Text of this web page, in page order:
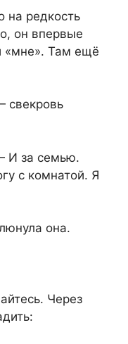
на редкость
он впервые
«мне». Там ещё
свекровь
И за семью.
с комнатой. Я
она.
Через